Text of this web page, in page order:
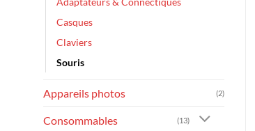
Casques
Claviers
Souris
Appareils photos (2)
Consommables (13)